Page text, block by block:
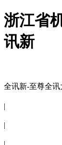
浙江省
讯新
全讯新-至尊全讯
|
|